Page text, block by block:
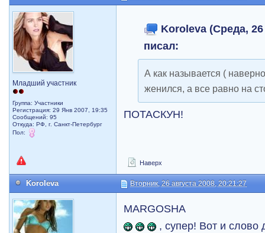
Младший участник
Группа: Участники
Регистрация: 29 Янв 2007, 19:35
Сообщений: 95
Откуда: РФ, г. Санкт-Петербург
Пол:
Koroleva (Среда,
писал:
А как называется (
женился, а все равно на
ПОТАСКУН!
Наверх
Koroleva Вторник, 26 августа 2008, 20:21:27
MARGOSHA
, супер! Вот и